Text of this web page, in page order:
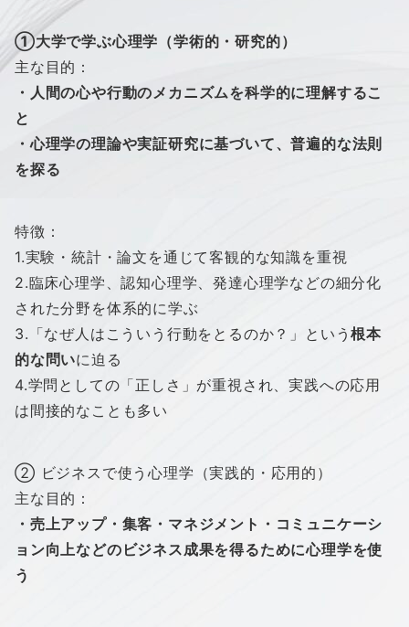
①大学で学ぶ心理学（学術的・研究的）
主な目的：
・ 人間の心や行動のメカニズムを科学的に理解するこ
と
・心理学の理論や実証研究に基づいて、普遍的な法則
を探る
特徴：
1.実験・統計・論文を通じて客観的な知識を重視
2.臨床心理学、認知心理学、発達心理学などの細分化
された分野を体系的に学ぶ
3.「なぜ人はこういう行動をとるのか？」という根本
的な問いに迫る
4.学問としての「正しさ」が重視され、実践への応用
は間接的なことも多い
② ビジネスで使う心理学（実践的・応用的）
主な目的：
・売上アップ・集客・マネジメント・コミュニケーシ
ョン向上などのビジネス成果を得るために心理学を使
う